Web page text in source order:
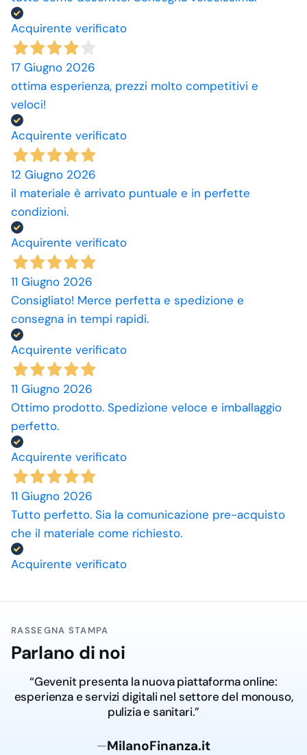
Acquirente verificato
17 Giugno 2026
ottima esperienza, prezzi molto competitivi e
veloci!
Acquirente verificato
12 Giugno 2026
il materiale è arrivato puntuale e in perfette
condizioni.
Acquirente verificato
11 Giugno 2026
Consigliato! Merce perfetta e spedizione e
consegna in tempi rapidi.
Acquirente verificato
11 Giugno 2026
Ottimo prodotto. Spedizione veloce e imballaggio
perfetto.
Acquirente verificato
11 Giugno 2026
Tutto perfetto. Sia la comunicazione pre-acquisto
che il materiale come richiesto.
Acquirente verificato
RASSEGNA STAMPA
Parlano di noi
“Gevenit presenta la nuova piattaforma online:
esperienza e servizi digitali nel settore del monouso,
pulizia e sanitari.”
—MilanoFinanza.it